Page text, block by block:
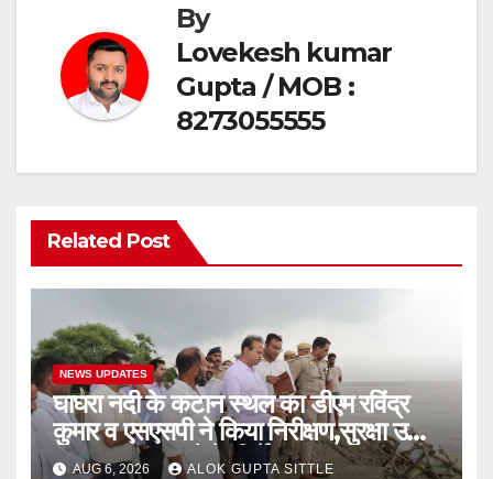
By
Lovekesh kumar
Gupta / MOB :
8273055555
Related Post
NEWS UPDATES
घाघरा नदी के कटान स्थल का डीएम रविंद्र
कुमार व एसएसपी ने किया निरीक्षण,सुरक्षा उपाय
तत्काल लागू करने के निर्देश..
AUG 6, 2026 ALOK GUPTA SITTLE